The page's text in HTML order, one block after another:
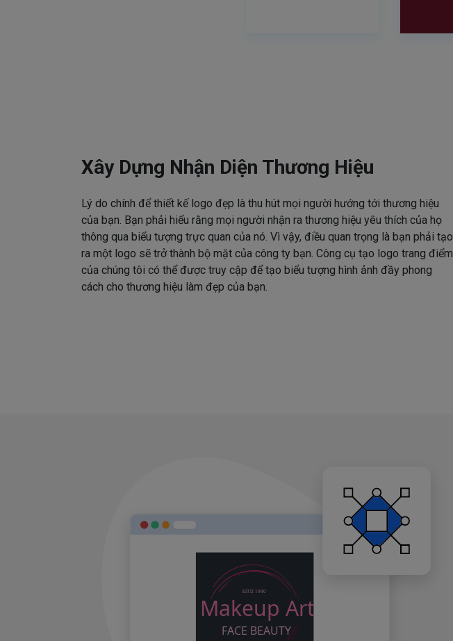
Xây Dựng Nhận Diện Thương Hiệu
Lý do chính để thiết kế logo đẹp là thu hút mọi người hướng tới thương hiệu
của bạn. Bạn phải hiểu rằng mọi người nhận ra thương hiệu yêu thích của họ
thông qua biểu tượng trực quan của nó. Vì vậy, điều quan trọng là bạn phải tạo
ra một logo sẽ trở thành bộ mặt của công ty bạn. Công cụ tạo logo trang điểm
của chúng tôi có thể được truy cập để tạo biểu tượng hình ảnh đầy phong
cách cho thương hiệu làm đẹp của bạn.